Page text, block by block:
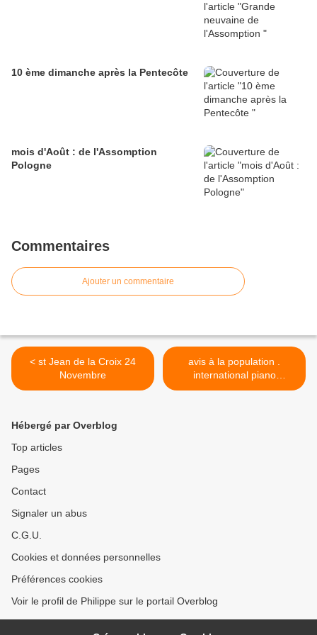
10 ème dimanche après la Pentecôte
mois d'Août : de l'Assomption
Pologne
Commentaires
Ajouter un commentaire
< st Jean de la Croix 24
Novembre
avis à la population .
international piano
competition France . >
Hébergé par Overblog
Top articles
Pages
Contact
Signaler un abus
C.G.U.
Cookies et données personnelles
Préférences cookies
Voir le profil de Philippe sur le portail Overblog